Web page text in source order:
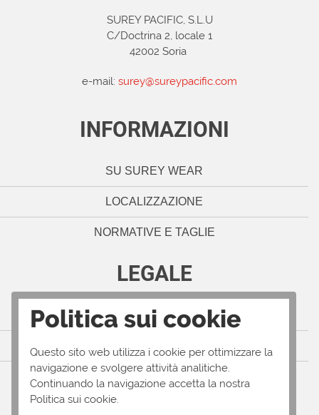
SUREY PACIFIC, S.L.U
C/Doctrina 2, locale 1
42002 Soria
e-mail: surey@sureypacific.com
INFORMAZIONI
SU SUREY WEAR
LOCALIZZAZIONE
NORMATIVE E TAGLIE
LEGALE
NOTE LEGALI
POLITICA SULLA PRIVACY
TERMINI E CONDIZIONI
Politica sui cookie
Questo sito web utilizza i cookie per ottimizzare la
navigazione e svolgere attività analitiche.
Continuando la navigazione accetta la nostra
Politica sui cookie.